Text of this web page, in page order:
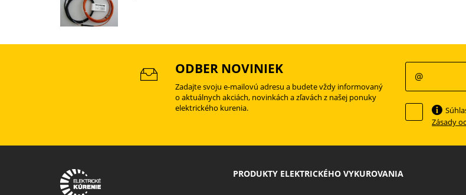
ODBER NOVINIEK
Zadajte svoju e-mailovú adresu a budete vždy informovaný
o aktuálnych akciách, novinkách a zľavách z našej ponuky
elektrického kurenia.
Zásady
PRODUKTY ELEKTRICKÉHO VYKUROVANIA